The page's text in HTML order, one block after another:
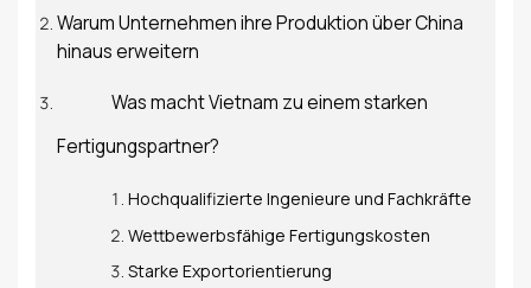
Warum Unternehmen ihre Produktion über China
hinaus erweitern
Was macht Vietnam zu einem starken
Fertigungspartner?
Hochqualifizierte Ingenieure und Fachkräfte
Wettbewerbsfähige Fertigungskosten
Starke Exportorientierung